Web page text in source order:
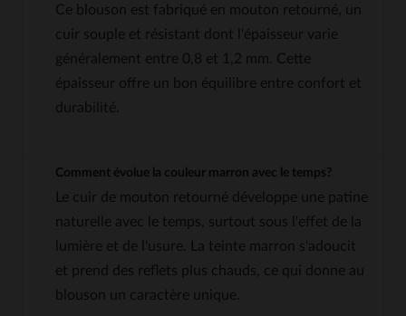
Ce blouson est fabriqué en mouton retourné, un
cuir souple et résistant dont l'épaisseur varie
généralement entre 0,8 et 1,2 mm. Cette
épaisseur offre un bon équilibre entre confort et
durabilité.
Comment évolue la couleur marron avec le temps?
Le cuir de mouton retourné développe une patine
naturelle avec le temps, surtout sous l'effet de la
lumière et de l'usure. La teinte marron s'adoucit
et prend des reflets plus chauds, ce qui donne au
blouson un caractère unique.